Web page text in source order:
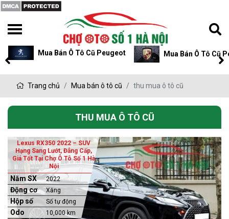
Mua Bán Ô Tô Cũ Peugeot Mua Bán Ô Tô Cũ
Trang chủ Mua bán ô tô cũ thu mua ô tô cũ
THU MUA Ô TÔ CŨ
Lexus RX350 2022 – SUV
Hạng Sang Lướt, Đẳng Cấp,
Giá Tốt Tại Chợ Ô Tô Số 1 Hà
Nội
Năm SX 2022
Động cơ Xăng
Hộp số Số tự động
Odo 10,000 km